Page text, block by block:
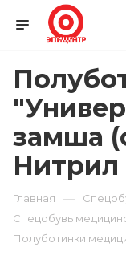
замша
Нитрил
Главная —
Спецобувь
Полуботинки